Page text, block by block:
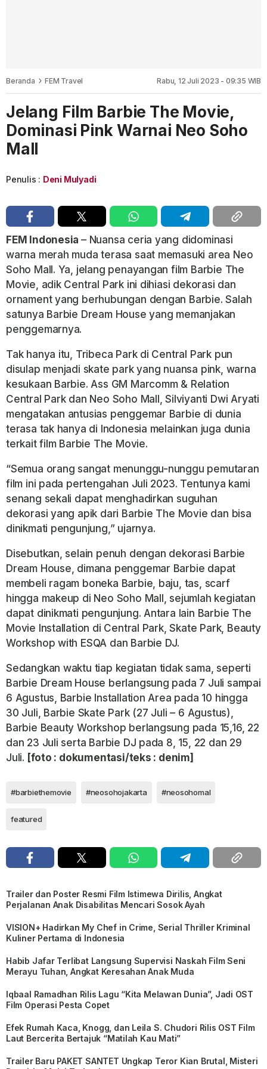
Beranda FEM Travel Rabu, 12 Juli 2023 - 09:35 WIB
Jelang Film Barbie The Movie,
Dominasi Pink Warnai Neo Soho
Mall
Penulis : Deni Mulyadi
FEM Indonesia– Nuansa ceria yang didominasi
warna merah muda terasa saat memasuki area Neo
Soho Mall. Ya, jelang penayangan film Barbie The
Movie, adik Central Park ini dihiasi dekorasi dan
ornament yang berhubungan dengan Barbie. Salah
satunya Barbie Dream House yang memanjakan
penggemarnya.
Tak hanya itu, Tribeca Park di Central Park pun
disulap menjadi skate park yang nuansa pink, warna
kesukaan Barbie. Ass GM Marcomm & Relation
Central Park dan Neo Soho Mall, Silviyanti Dwi Aryati
mengatakan antusias penggemar Barbie di dunia
terasa tak hanya di Indonesia melainkan juga dunia
terkait film Barbie The Movie.
“Semua orang sangat menunggu-nunggu pemutaran
film ini pada pertengahan Juli 2023. Tentunya kami
senang sekali dapat menghadirkan suguhan
dekorasi yang apik dari Barbie The Movie dan bisa
dinikmati pengunjung,” ujarnya.
Disebutkan, selain penuh dengan dekorasi Barbie
Dream House, dimana penggemar Barbie dapat
membeli ragam boneka Barbie, baju, tas, scarf
hingga makeup di Neo Soho Mall, sejumlah kegiatan
dapat dinikmati pengunjung. Antara lain Barbie The
Movie Installation di Central Park, Skate Park, Beauty
Workshop with ESQA dan Barbie DJ.
Sedangkan waktu tiap kegiatan tidak sama, seperti
Barbie Dream House berlangsung pada 7 Juli sampai
6 Agustus, Barbie Installation Area pada 10 hingga
30 Juli, Barbie Skate Park (27 Juli – 6 Agustus),
Barbie Beauty Workshop berlangsung pada 15,16, 22
dan 23 Juli serta Barbie DJ pada 8, 15, 22 dan 29
Juli. [foto : dokumentasi/teks : denim]
#barbiethemovie #neosohojakarta #neosohomal
featured
Trailer dan Poster Resmi Film Istimewa Dirilis, Angkat
Perjalanan Anak Disabilitas Mencari Sosok Ayah
VISION+ Hadirkan My Chef in Crime, Serial Thriller Kriminal
Kuliner Pertama di Indonesia
Habib Jafar Terlibat Langsung Supervisi Naskah Film Seni
Merayu Tuhan, Angkat Keresahan Anak Muda
Iqbaal Ramadhan Rilis Lagu “Kita Melawan Dunia”, Jadi OST
Film Operasi Pesta Copet
Efek Rumah Kaca, Knogg, dan Leila S. Chudori Rilis OST Film
Laut Bercerita Bertajuk “Matilah Kau Mati”
Trailer Baru PAKET SANTET Ungkap Teror Kian Brutal, Misteri